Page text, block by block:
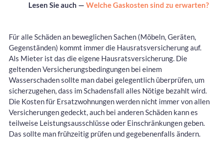
Lesen Sie auch — Welche Gaskosten sind zu erwarten?
Für alle Schäden an beweglichen Sachen (Möbeln, Geräten,
Gegenständen) kommt immer die Hausratsversicherung auf.
Als Mieter ist das die eigene Hausratsversicherung. Die
geltenden Versicherungsbedingungen bei einem
Wasserschaden sollte man dabei gelegentlich überprüfen, um
sicherzugehen, dass im Schadensfall alles Nötige bezahlt wird.
Die Kosten für Ersatzwohnungen werden nicht immer von allen
Versicherungen gedeckt, auch bei anderen Schäden kann es
teilweise Leistungsausschlüsse oder Einschränkungen geben.
Das sollte man frühzeitig prüfen und gegebenenfalls ändern.